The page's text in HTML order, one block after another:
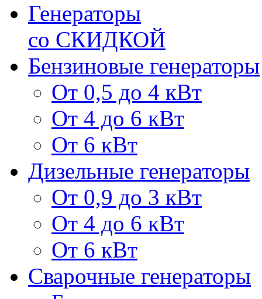
Генераторы
со СКИДКОЙ
Бензиновые генераторы
От 0,5 до 4 кВт
От 4 до 6 кВт
От 6 кВт
Дизельные генераторы
От 0,9 до 3 кВт
От 4 до 6 кВт
От 6 кВт
Сварочные генераторы